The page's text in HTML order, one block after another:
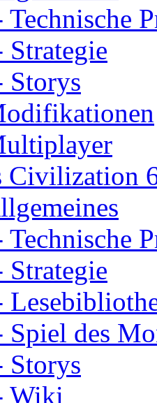
Storys
Civilization
Technische
des
Storys
Wiki